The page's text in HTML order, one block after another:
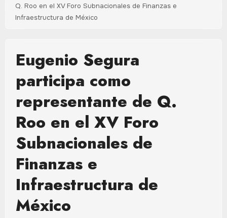
Q. Roo en el XV Foro Subnacionales de Finanzas e
Infraestructura de México
Eugenio Segura
participa como
representante de Q.
Roo en el XV Foro
Subnacionales de
Finanzas e
Infraestructura de
México